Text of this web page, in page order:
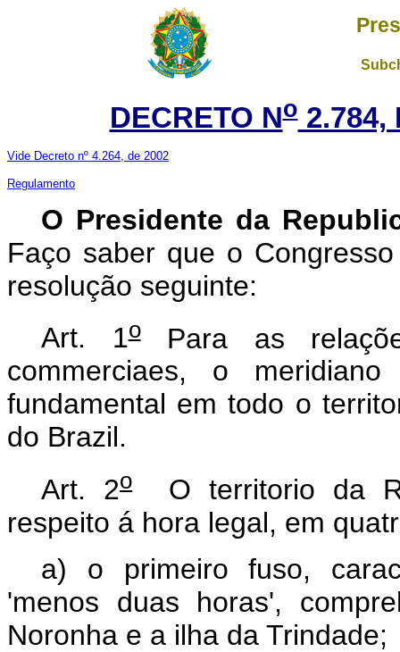
DECRETO No2.784,
Vide Decreto nº 4.264, de 2002
Regulamento
O Presidente da
Faço saber que o
resolução seguinte:
Art. 1oPara as
commerciaes, o
fundamental em todo o
do Brazil.
Art. 2oO territorio da
respeito á hora legal, em
a) o primeiro fuso,
'menos duas horas',
Noronha e a ilha da Trindade;